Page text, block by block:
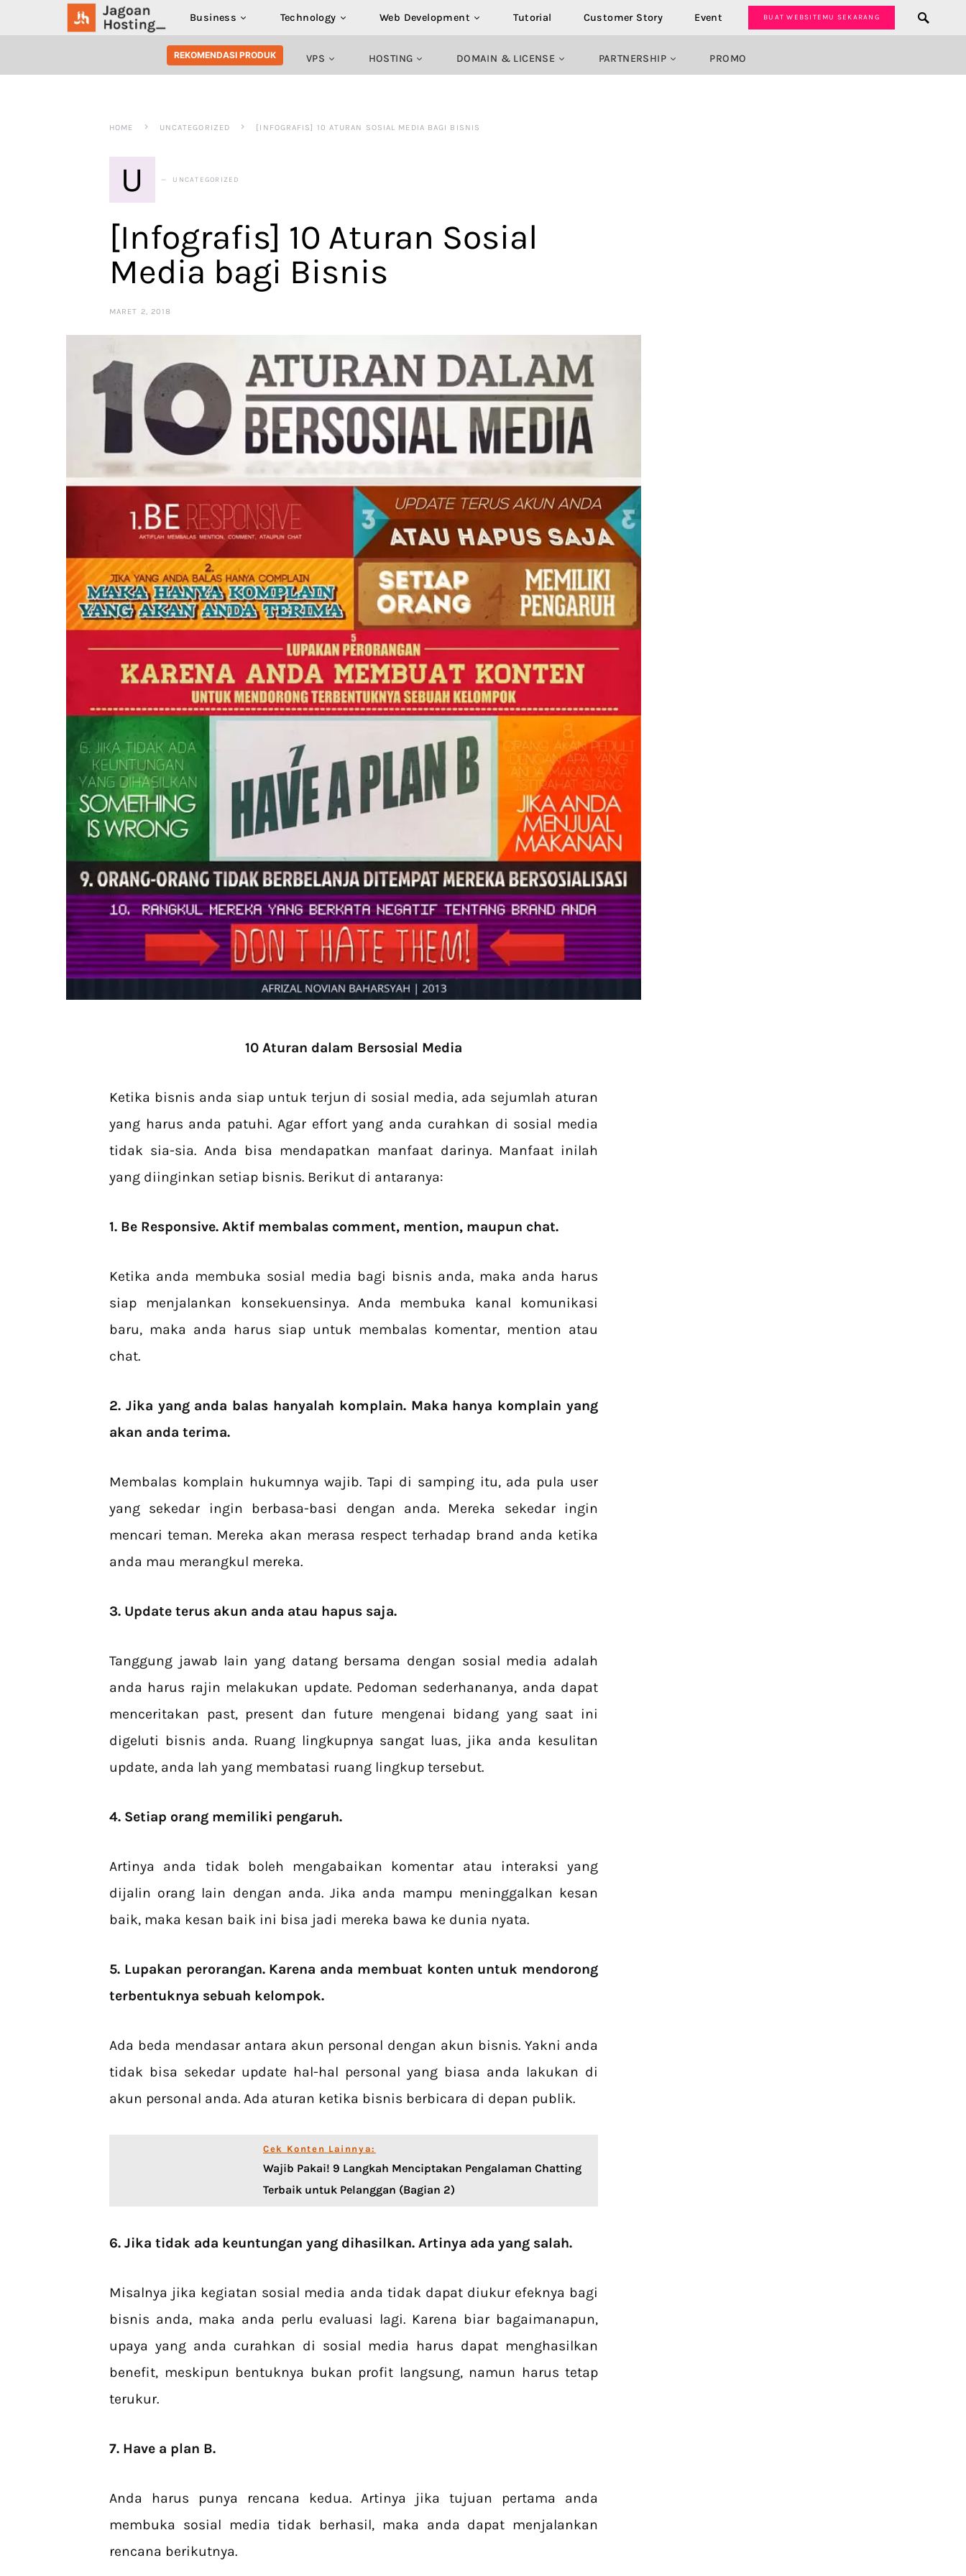
Business Technology Web Development Tutorial Customer Story Event BUAT WEBSITEMU SEKARANG
SEARCH FOR:
REKOMENDASI PRODUK VPS HOSTING DOMAIN & LICENSE PARTNERSHIP PROMO
HOME UNCATEGORIZED [INFOGRAFIS] 10 ATURAN SOSIAL MEDIA BAGI BISNIS
U UNCATEGORIZED
[Infografis] 10 Aturan Sosial
Media bagi Bisnis
MARET 2, 2018
10 Aturan dalam Bersosial Media
Ketika bisnis anda siap untuk terjun di sosial media, ada sejumlah aturan
yang harus anda patuhi. Agar effort yang anda curahkan di sosial media
tidak sia-sia. Anda bisa mendapatkan manfaat darinya. Manfaat inilah
yang diinginkan setiap bisnis. Berikut di antaranya:
1. Be Responsive. Aktif membalas comment, mention, maupun chat.
Ketika anda membuka sosial media bagi bisnis anda, maka anda harus
siap menjalankan konsekuensinya. Anda membuka kanal komunikasi
baru, maka anda harus siap untuk membalas komentar, mention atau
chat.
2. Jika yang anda balas hanyalah komplain. Maka hanya komplain yang
akan anda terima.
Membalas komplain hukumnya wajib. Tapi di samping itu, ada pula user
yang sekedar ingin berbasa-basi dengan anda. Mereka sekedar ingin
mencari teman. Mereka akan merasa respect terhadap brand anda ketika
anda mau merangkul mereka.
3. Update terus akun anda atau hapus saja.
Tanggung jawab lain yang datang bersama dengan sosial media adalah
anda harus rajin melakukan update. Pedoman sederhananya, anda dapat
menceritakan past, present dan future mengenai bidang yang saat ini
digeluti bisnis anda. Ruang lingkupnya sangat luas, jika anda kesulitan
update, anda lah yang membatasi ruang lingkup tersebut.
4. Setiap orang memiliki pengaruh.
Artinya anda tidak boleh mengabaikan komentar atau interaksi yang
dijalin orang lain dengan anda. Jika anda mampu meninggalkan kesan
baik, maka kesan baik ini bisa jadi mereka bawa ke dunia nyata.
5. Lupakan perorangan. Karena anda membuat konten untuk mendorong
terbentuknya sebuah kelompok.
Ada beda mendasar antara akun personal dengan akun bisnis. Yakni anda
tidak bisa sekedar update hal-hal personal yang biasa anda lakukan di
akun personal anda. Ada aturan ketika bisnis berbicara di depan publik.
Cek Konten Lainnya:
Wajib Pakai! 9 Langkah Menciptakan Pengalaman Chatting
Terbaik untuk Pelanggan (Bagian 2)
6. Jika tidak ada keuntungan yang dihasilkan. Artinya ada yang salah.
Misalnya jika kegiatan sosial media anda tidak dapat diukur efeknya bagi
bisnis anda, maka anda perlu evaluasi lagi. Karena biar bagaimanapun,
upaya yang anda curahkan di sosial media harus dapat menghasilkan
benefit, meskipun bentuknya bukan profit langsung, namun harus tetap
terukur.
7. Have a plan B.
Anda harus punya rencana kedua. Artinya jika tujuan pertama anda
membuka sosial media tidak berhasil, maka anda dapat menjalankan
rencana berikutnya.